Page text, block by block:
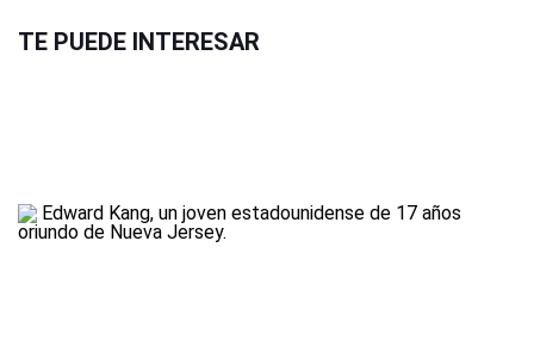
TE PUEDE INTERESAR